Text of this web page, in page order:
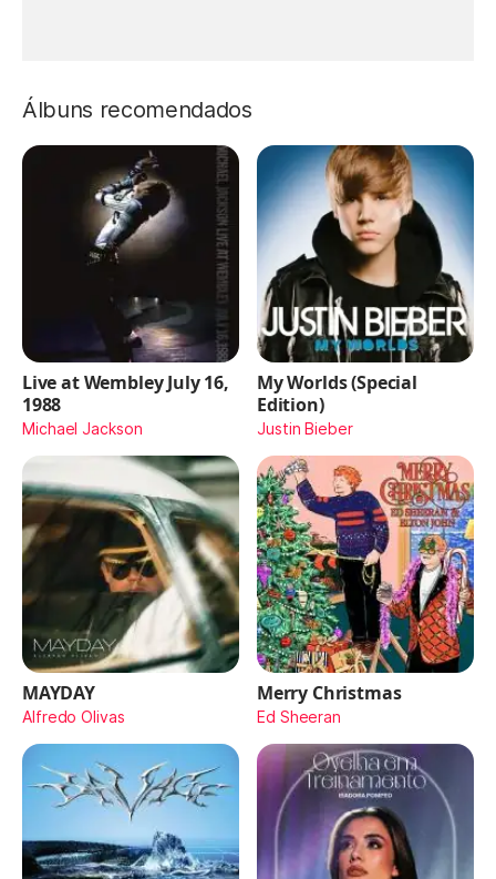
Álbuns recomendados
Live at Wembley July 16,
1988
Michael Jackson
My Worlds (Special
Edition)
Justin Bieber
MAYDAY
Alfredo Olivas
Merry Christmas
Ed Sheeran